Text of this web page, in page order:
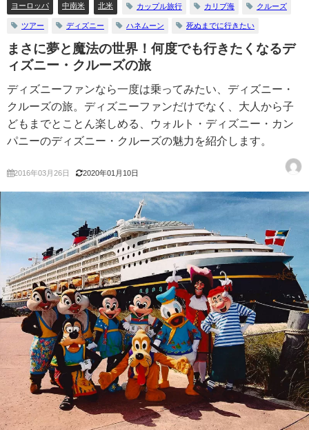
ヨーロッパ 中南米 北米 カップル旅行 カリブ海 クルーズ
ツアー ディズニー ハネムーン 死ぬまでに行きたい
まさに夢と魔法の世界！何度でも行きたくなるデ
ィズニー・クルーズの旅
ディズニーファンなら一度は乗ってみたい、ディズニー・
クルーズの旅。ディズニーファンだけでなく、大人から子
どもまでとことん楽しめる、ウォルト・ディズニー・カン
パニーのディズニー・クルーズの魅力を紹介します。
2016年03月26日 2020年01月10日